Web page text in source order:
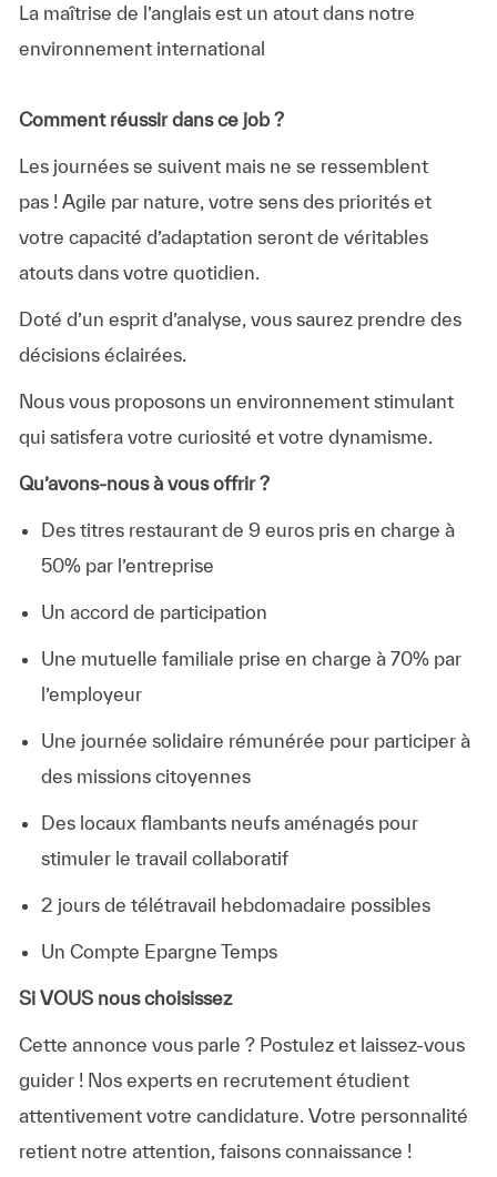
La maîtrise de l’anglais est un atout dans notre
environnement international
Comment réussir dans ce job ?
Les journées se suivent mais ne se ressemblent
pas ! Agile par nature, votre sens des priorités et
votre capacité d’adaptation seront de véritables
atouts dans votre quotidien.
Doté d’un esprit d’analyse, vous saurez prendre des
décisions éclairées.
Nous vous proposons un environnement stimulant
qui satisfera votre curiosité et votre dynamisme.
Qu’avons-nous à vous offrir ?
Des titres restaurant de 9 euros pris en charge à
50% par l’entreprise
Un accord de participation
Une mutuelle familiale prise en charge à 70% par
l’employeur
Une journée solidaire rémunérée pour participer à
des missions citoyennes
Des locaux flambants neufs aménagés pour
stimuler le travail collaboratif
2 jours de télétravail hebdomadaire possibles
Un Compte Epargne Temps
Si VOUS nous choisissez
Cette annonce vous parle ? Postulez et laissez-vous
guider ! Nos experts en recrutement étudient
attentivement votre candidature. Votre personnalité
retient notre attention, faisons connaissance !